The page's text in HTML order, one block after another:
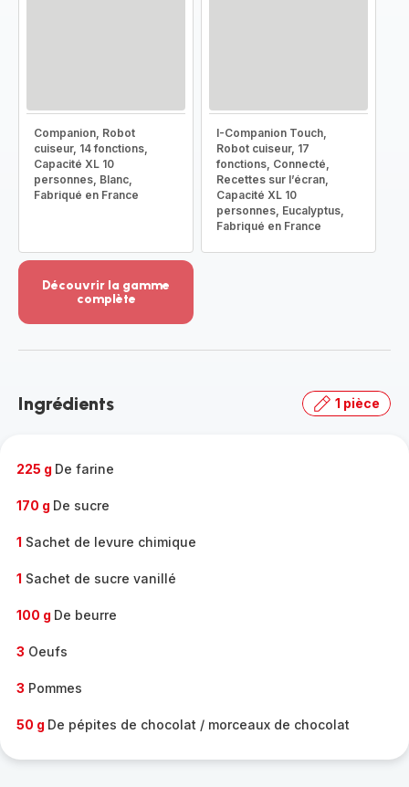
Companion, Robot
cuiseur, 14 fonctions,
Capacité XL 10
personnes, Blanc,
Fabriqué en France
I-Companion Touch,
Robot cuiseur, 17
fonctions, Connecté,
Recettes sur l’écran,
Capacité XL 10
personnes, Eucalyptus,
Fabriqué en France
Découvrir la gamme
complète
-
gamme
Ingrédients 1 pièce
225 g De farine
170 g De sucre
1 Sachet de levure chimique
1 Sachet de sucre vanillé
100 g De beurre
3 Oeufs
3 Pommes
50 g De pépites de chocolat / morceaux de chocolat